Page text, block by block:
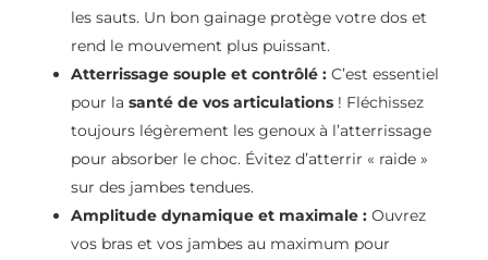
les sauts. Un bon gainage protège votre dos et
rend le mouvement plus puissant.
Atterrissage souple et contrôlé :C’est essentiel
pour la santé de vos articulations! Fléchissez
toujours légèrement les genoux à l’atterrissage
pour absorber le choc. Évitez d’atterrir « raide »
sur des jambes tendues.
Amplitude dynamique et maximale :Ouvrez
vos bras et vos jambes au maximum pour